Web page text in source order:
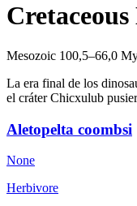
Mesozoic 100,5–66,0
La era final de los
el cráter Chicxulub
Aletopelta coombsi
None
Herbivore